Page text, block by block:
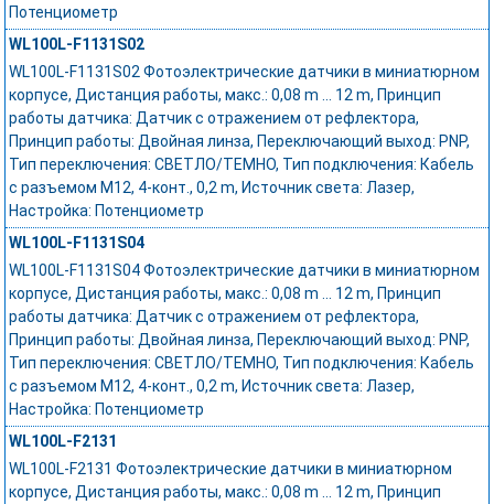
Потенциометр
WL100L-F1131S02
WL100L-F1131S02 Фотоэлектрические датчики в миниатюрном
корпусе, Дистанция работы, макс.: 0,08 m ... 12 m, Принцип
работы датчика: Датчик с отражением от рефлектора,
Принцип работы: Двойная линза, Переключающий выход: PNP,
Тип переключения: СВЕТЛО/ТЕМНО, Тип подключения: Кабель
с разъемом M12, 4-конт., 0,2 m, Источник света: Лазер,
Настройка: Потенциометр
WL100L-F1131S04
WL100L-F1131S04 Фотоэлектрические датчики в миниатюрном
корпусе, Дистанция работы, макс.: 0,08 m ... 12 m, Принцип
работы датчика: Датчик с отражением от рефлектора,
Принцип работы: Двойная линза, Переключающий выход: PNP,
Тип переключения: СВЕТЛО/ТЕМНО, Тип подключения: Кабель
с разъемом M12, 4-конт., 0,2 m, Источник света: Лазер,
Настройка: Потенциометр
WL100L-F2131
WL100L-F2131 Фотоэлектрические датчики в миниатюрном
корпусе, Дистанция работы, макс.: 0,08 m ... 12 m, Принцип